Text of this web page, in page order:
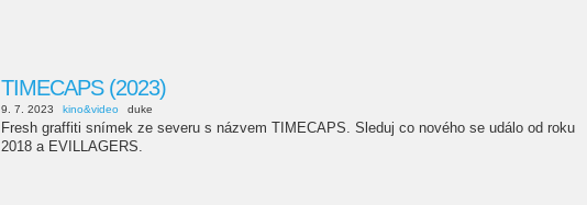
TIMECAPS (2023)
9. 7. 2023 kino&video duke
Fresh graffiti snímek ze severu s názvem TIMECAPS. Sleduj co nového se událo od roku
2018 a EVILLAGERS.